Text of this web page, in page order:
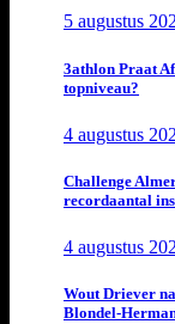
5 augustus
3athlon Praat
topniveau?
4 augustus
Challenge
recordaantal
4 augustus
Wout Driever
Blondel-